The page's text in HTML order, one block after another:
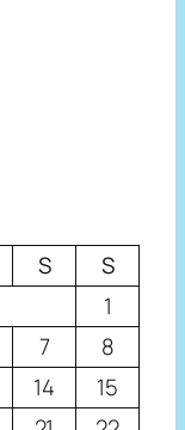
S
S
1
7
8
14
15